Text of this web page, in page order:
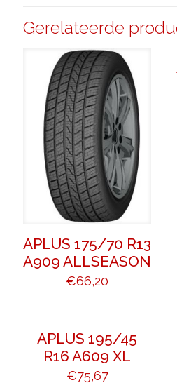
Gerelateerde
APLUS 175/70 R13
A909 ALLSEASON
€66,20
APLUS 195/45
R16 A609 XL
€75,67